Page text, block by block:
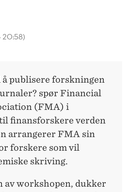
20:58)
publisere forskningen
spør Financial
(FMA) i
finansforskere verden
arrangerer FMA sin
forskere som vil
skriving.
av workshopen, dukker